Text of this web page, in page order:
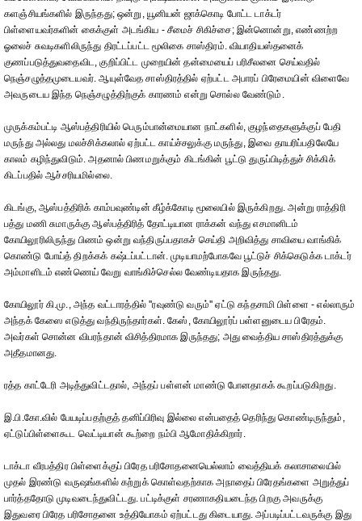
களஞ்சியங்களில் இருந்தது; ஒன்று, யூனியன் ஜாக்கொடி போட்ட டாக்டர்
பிள்ளையவர்களின் கைக்குள் அடங்கிய - சீமைச் சிகிச்சை; இன்னொன்று, எண்ணற்ற
ஓலைச் சுவடிகளிலிருந்து திரட்டப்பட்ட மூலிகை சாஸ்திரம். வியாதியஸ்தனைக்
குணப்படுத்துவதைவிட, குறிப்பிட்ட முறையின் தன்மையைப் பரிசீலனை செய்வதில்
நெஞ்சழுத்தமுடையவர். ஆயுள்வேத சாஸ்திரத்தில் ஏற்பட்ட அபாரப் பிரேமையின் விளைவே
அவருடைய இந்த நெஞ்சழுத்திற்குக் காரணம் என்று சொல்ல வேண்டும்.
முருக்கம்பட்டி ஆஸ்பத்திரியில் பெரும்பான்மையான நாட்களில், குழந்தைகளுக்குப் பேதி
மருந்து அல்லது மலச்சிக்கலால் ஏற்பட்ட காய்ச்சலுக்கு மருந்து, இவை தாயரிப்பதிலேயே
காலம் கழிந்துவிடும். அதனால் பிணமறுக்கும் கிடங்கின் பூட்டு துருப்பிடித்துச் சிக்கிக்
கிடப்பதில் ஆச்சரியமில்லை.
கிடங்கு, ஆஸ்பத்திரிக் காம்பவுண்டின் கீழ்க்கோடி மூலையில் இருக்கிறது. அன்று ராத்திரி
பத்து மணி சுமாருக்கு ஆஸ்பத்திரித் தோட்டியான ராக்கன் வந்து எசமானிடம்
கோயிலூரிலிருந்து பிணம் ஒன்று வந்திருப்பதாகச் செய்தி அறிவித்து சாவியை வாங்கிக்
கொண்டு போய்த் திறக்கக் கஷ்டப்பட்டான். முடியாமற்போகவே பூட்டுச் சிக்கெடுக்க டாக்டர்
அம்மாளிடம் எண்ணெய் வேறு வாங்கிச்செல்ல வேண்டியதாக இருந்தது.
கோயிலூர் கி.மு., அந்த வட்டாரத்தில் ''ரவுண்டு வரும்'' ஏட்டு கந்தசாமி பிள்ளை - எல்லாரும்
அந்தக் கேஸை எடுத்து வந்திருந்தார்கள். கேஸ், கோயிலூர்ப் பள்ளனுடைய பிரேதம்.
அவர்கள் சொன்ன விபரந்தான் விசித்திரமாக இருந்தது; அது வைத்திய சாஸ்திரத்துக்கு
அதீதமானது.
ரத்த காட்டேரி அடித்துவிட்டதால், அந்தப் பள்ளன் மாண்டு போனதாகக் கூறப்படுகிறது.
இ.பி.கோ.வில் பேயடிப்பதற்குத் தனிப்பிரிவு இல்லை என்பதைத் தெரிந்து கொண்டிருந்தும்,
ஏட்டுப்பிள்ளைகூட வெட்டியான் கூற்றை நம்பி ஆமோதிக்கிறார்.
டாக்டா வீரபத்திர பிள்ளைக்குப் பிரேத பரிசோதனையெல்லாம் வைத்தியக் கலாசாலையில்
முதல் இரண்டு வருஷங்களில் கற்றுக் கொள்வதற்காக அநாதைப் பிரேதங்களை அறுத்துப்
பார்த்ததோடு முடிவடைந்துவிட்டது. பட்டிக்குள் சரணாகதியடைந்த பிறகு அவருக்கு
இதுவரை பிரேத பரிசோதனை உத்தியோகம் ஏற்பட்டது கிடையாது. அப்படிப்பட்டவருக்கு இது